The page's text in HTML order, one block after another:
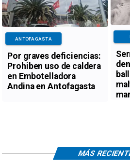
Por graves deficiencias:
Prohiben uso de caldera
en Embotelladora
Andina en Antofagasta
ANTOFAGASTA
MÁS